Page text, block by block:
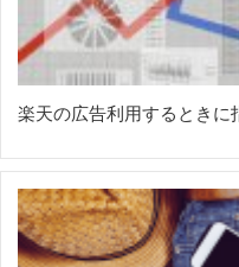
楽天の広告利用するときに